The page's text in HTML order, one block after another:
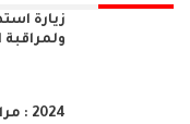
زيارة
ولمراقبة